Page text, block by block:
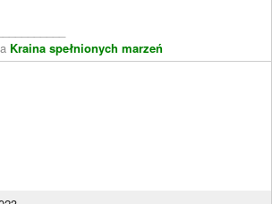
Kraina spełnionych marzeń